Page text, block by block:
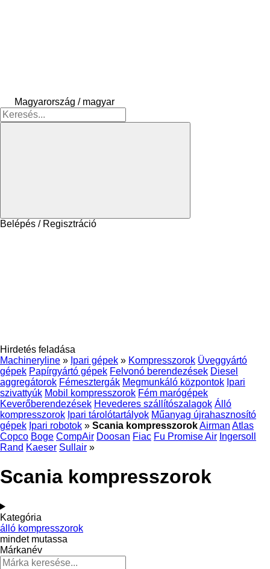
Magyarország / magyar
Belépés / Regisztráció
Hirdetés feladása
Machineryline » Ipari gépek » Kompresszorok Üveggyártó
gépek Papírgyártó gépek Felvonó berendezések Diesel
aggregátorok Fémesztergák Megmunkáló központok Ipari
szivattyúk Mobil kompresszorok Fém marógépek
Keverőberendezések Hevederes szállítószalagok Álló
kompresszorok Ipari tárolótartályok Műanyag újrahasznosító
gépek Ipari robotok » Scania kompresszorokAirman Atlas
Copco Boge CompAir Doosan Fiac Fu Promise Air Ingersoll
Rand Kaeser Sullair »
Scania kompresszorok
Kategória
álló kompresszorok
mindet mutassa
Márkanév